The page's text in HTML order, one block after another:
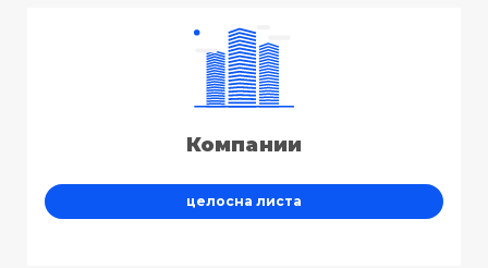
Компании
целосна листа